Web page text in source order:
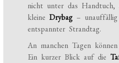
nicht unter das Handtuch,
kleineDrybag –
entspannter Strandtag.
An manchen Tagen
Ein kurzer Blick auf die